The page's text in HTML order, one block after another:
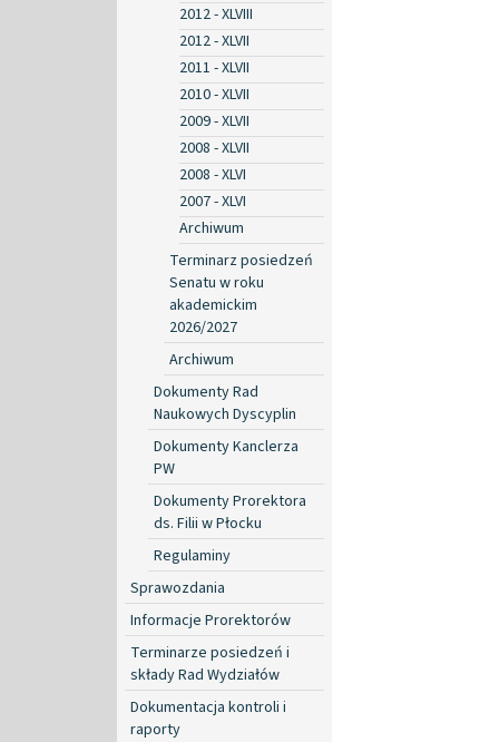
2012 - XLVIII
2012 - XLVII
2011 - XLVII
2010 - XLVII
2009 - XLVII
2008 - XLVII
2008 - XLVI
2007 - XLVI
Archiwum
Terminarz posiedzeń
Senatu w roku
akademickim
2026/2027
Archiwum
Dokumenty Rad
Naukowych Dyscyplin
Dokumenty Kanclerza
PW
Dokumenty Prorektora
ds. Filii w Płocku
Regulaminy
Sprawozdania
Informacje Prorektorów
Terminarze posiedzeń i
składy Rad Wydziałów
Dokumentacja kontroli i
raporty